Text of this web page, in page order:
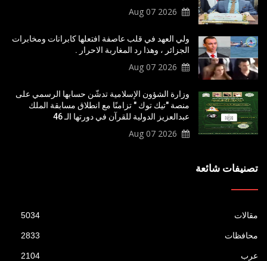
2026 Aug 07
ولي العهد في قلب عاصفة افتعلها كابرانات ومخابرات
الجزائر ، وهذا رد المغاربة الاحرار .
2026 Aug 07
وزارة الشؤون الإسلامية تدشّن حسابها الرسمي على
منصة "تيك توك " تزامنًا مع انطلاق مسابقة الملك
عبدالعزيز الدولية للقرآن في دورتها الـ 46
2026 Aug 07
تصنيفات شائعة
مقالات 5034
محافظات 2833
عرب 2104